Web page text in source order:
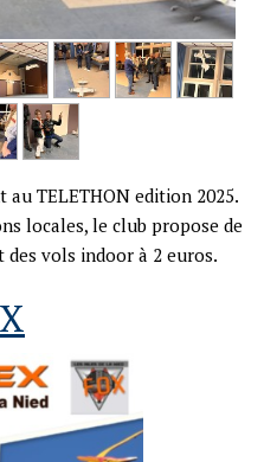
TELETHON edition 2025.
locales, le club propose de
vols indoor à 2 euros.